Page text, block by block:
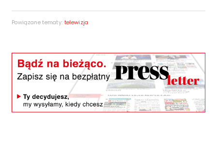
Powiązane tematy: telewizja